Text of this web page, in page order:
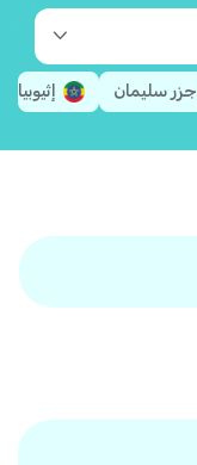
جزر سليمان إثيوبيا